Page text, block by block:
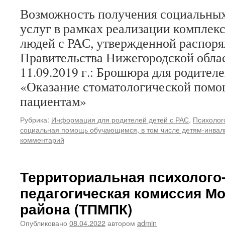
Возможность получения
услуг в рамках реализации
людей с РАС, утвержденной
Правительства Нижегородской
11.09.2019 г.: Брошюра для
«Оказание стоматологической
пациентам»
Рубрика: Информация для родителей детей с РАС,
социальная помощь обучающимся, в том числе детям-
комментарий
Территориальная
педагогическая комиссия
района (ТПМПК)
Опубликовано 08.04.2022автором admin